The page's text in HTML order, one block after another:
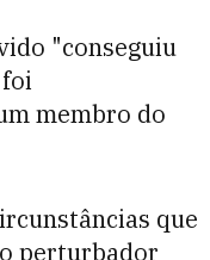
"conseguiu
membro do
que
perturbador